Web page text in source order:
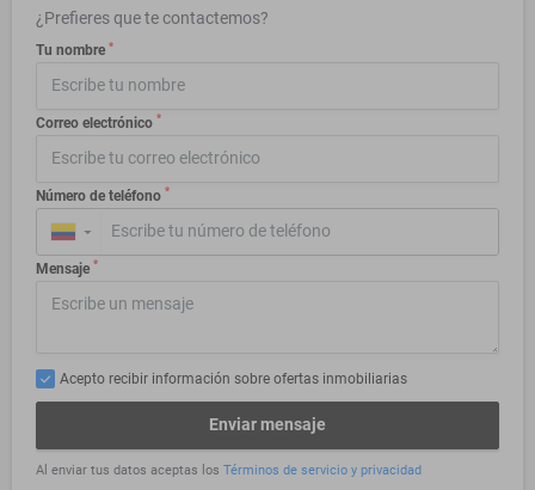
¿Prefieres que te contactemos?
Tu nombre *
Correo electrónico *
Número de teléfono *
▼
Mensaje *
Acepto recibir información sobre ofertas inmobiliarias
Enviar mensaje
Al enviar tus datos aceptas los Términos de servicio y privacidad